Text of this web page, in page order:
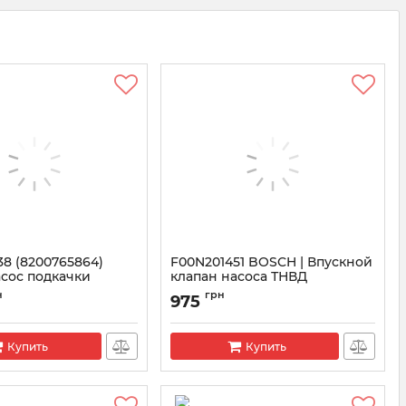
(8200765864)
подкачки
Купить
F00N201451 BOSCH | Впускной
клапан насоса ТНВД
Артикул: F00N201451
975 грн
Купить